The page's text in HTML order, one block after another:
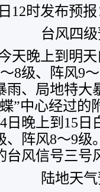
12时发布预
台风四
天晚上到明
8级、阵风9
雨、局地特大
”中心经过的
日晚上到15
、阵风8～9
台风信号三号
陆地天